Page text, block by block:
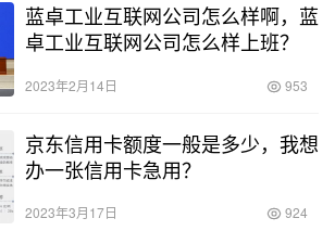
蓝卓工业互联网公司怎么样啊，蓝
卓工业互联网公司怎么样上班？
2023年2月14日 953
京东信用卡额度一般是多少，我想
办一张信用卡急用？
2023年3月17日 924